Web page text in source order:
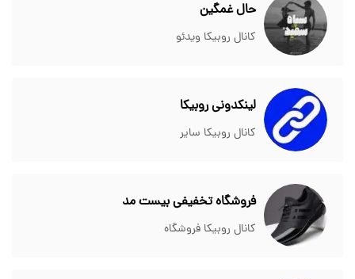
حال غمگین
کانال روبیکا ویدئو
لینکدونی روبیکا
کانال روبیکا سایر
فروشگاه تخفیفی بیست مد
کانال روبیکا فروشگاه